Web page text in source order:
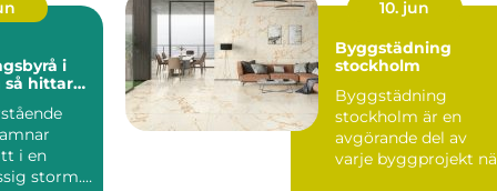
i
i en
storm.
10. jun
Byggstädning
stockholm
Byggstädning
stockholm är en
avgörande del av
varje byggprojekt